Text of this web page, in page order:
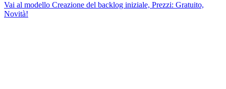
Vai al modello Creazione del backlog iniziale, Prezzi: Gratuito,
Novità!